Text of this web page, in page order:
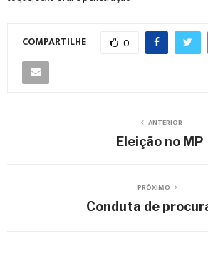
COMPARTILHE 0
ANTERIOR
Eleição no MP
PRÓXIMO
Conduta de